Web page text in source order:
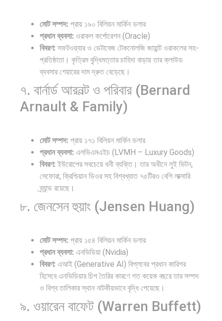
মোট সম্পদ: প্রায় ১৯০ বিলিয়ন মার্কিন ডলার
প্রধান ব্যবসা: ওরাকল কর্পোরেশন (Oracle)
বিবরণ: সফটওয়্যার ও ডেটাবেজ টেকনোলজি জায়ান্ট ওরাকলের সহ-
প্রতিষ্ঠাতা। কৃত্রিম বুদ্ধিমত্তার চাহিদা বাড়ায় তার ক্লাউড
ব্যবসার শেয়ারের দাম দ্রুত বেড়েছে।
৭. বার্নার্ড আরনল্ট ও পরিবার (Bernard
Arnault & Family)
মোট সম্পদ: প্রায় ১৭১ বিলিয়ন মার্কিন ডলার
প্রধান ব্যবসা: এলভিএমএইচ (LVMH – Luxury Goods)
বিবরণ: ইউরোপের সবচেয়ে ধনী ব্যক্তি। তার অধীনে লুই ভিটন,
সেফোরা, ক্রিশ্চিয়ান ডিওর সহ বিশ্বখ্যাত ৭৫টিরও বেশি লাক্সারি
ব্র্যান্ড রয়েছে।
৮. জেনসেন হুয়াং (Jensen Huang)
মোট সম্পদ: প্রায় ১৫৪ বিলিয়ন মার্কিন ডলার
প্রধান ব্যবসা: এনভিডিয়া (Nvidia)
বিবরণ: এআই (Generative AI) বিপ্লবের প্রধান কারিগর
হিসেবে এনভিডিয়ার চিপ তৈরির কারণে গত কয়েক বছরে তার সম্পদ
ও বিশ্ব তালিকার স্থান নাটকীয়ভাবে বৃদ্ধি পেয়েছে।
৯. ওয়ারেন বাফেট (Warren Buffett)